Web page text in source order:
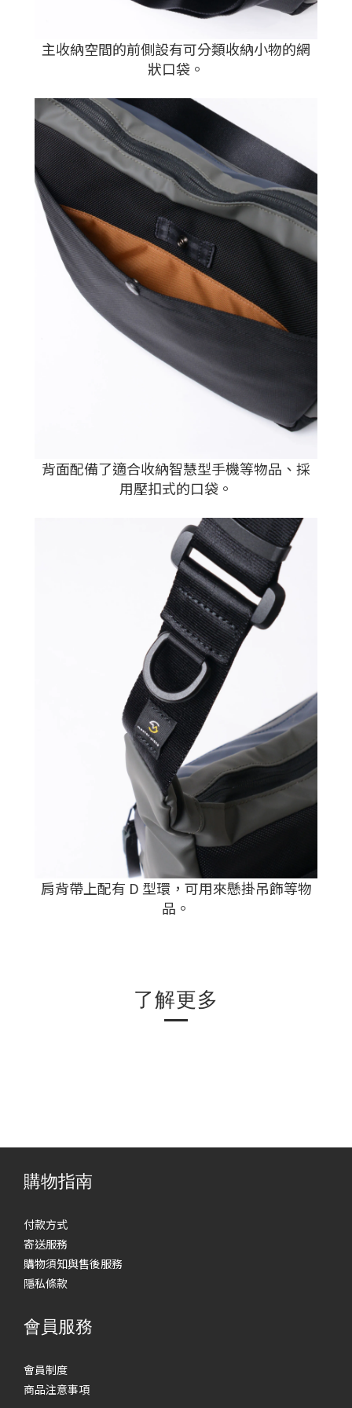
主收納空間的前側設有可分類收納小物的網
狀口袋。
背面配備了適合收納智慧型手機等物品、採
用壓扣式的口袋。
肩背帶上配有 D 型環，可用來懸掛吊飾等物
品。
了解更多
購物指南
付款方式
寄送服務
購物須知與售後服務
隱私條款
會員服務
會員制度
商品注意事項